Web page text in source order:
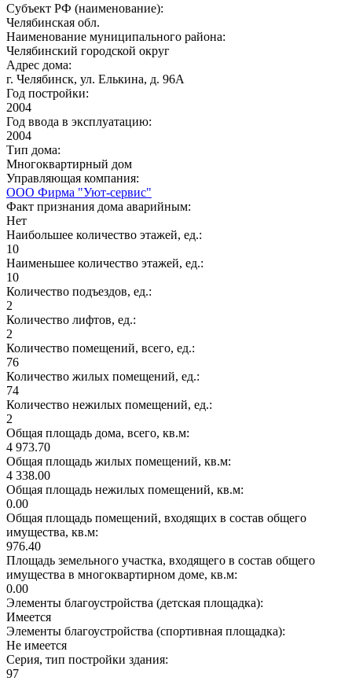
Субъект РФ (наименование):
Челябинская обл.
Наименование муниципального района:
Челябинский городской округ
Адрес дома:
г. Челябинск, ул. Елькина, д. 96А
Год постройки:
2004
Год ввода в эксплуатацию:
2004
Тип дома:
Многоквартирный дом
Управляющая компания:
ООО Фирма "Уют-сервис"
Факт признания дома аварийным:
Нет
Наибольшее количество этажей, ед.:
10
Наименьшее количество этажей, ед.:
10
Количество подъездов, ед.:
2
Количество лифтов, ед.:
2
Количество помещений, всего, ед.:
76
Количество жилых помещений, ед.:
74
Количество нежилых помещений, ед.:
2
Общая площадь дома, всего, кв.м:
4 973.70
Общая площадь жилых помещений, кв.м:
4 338.00
Общая площадь нежилых помещений, кв.м:
0.00
Общая площадь помещений, входящих в состав общего
имущества, кв.м:
976.40
Площадь земельного участка, входящего в состав общего
имущества в многоквартирном доме, кв.м:
0.00
Элементы благоустройства (детская площадка):
Имеется
Элементы благоустройства (спортивная площадка):
Не имеется
Серия, тип постройки здания:
97